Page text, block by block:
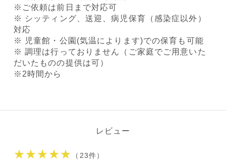
※ご依頼は前日まで対応可
※ シッティング、送迎、病児保育（感染症以外）
対応
※ 児童館・公園(気温によります)での保育も可能
※ 調理は行っておりません（ご家庭でご用意いた
だいたものの提供は可）
※2時間から
レビュー
★★★★★ （23件）